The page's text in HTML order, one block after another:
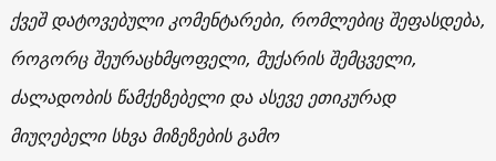
ქვეშ დატოვებული კომენტარები, რომლებიც შეფასდება,
როგორც შეურაცხმყოფელი, მუქარის შემცველი,
ძალადობის წამქეზებელი და ასევე ეთიკურად
მიუღებელი სხვა მიზეზების გამო